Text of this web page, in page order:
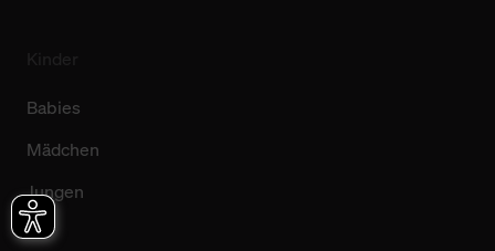
Babies
Mädchen
Jungen